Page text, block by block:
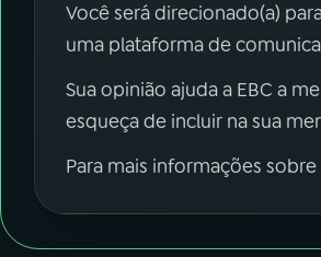
Você será direcionado(a)
uma plataforma de
Sua opinião ajuda a EBC a
esqueça de incluir na sua
Para mais informações